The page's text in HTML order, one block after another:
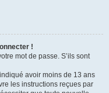
!
mot de passe. S’ils sont
avoir moins de 13 ans
les instructions reçues par